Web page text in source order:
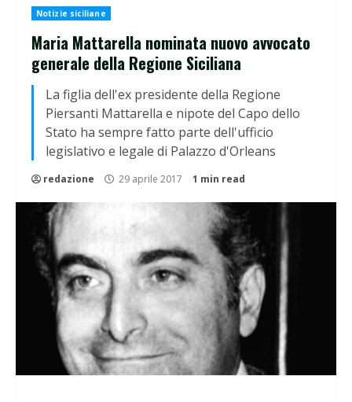
Notizie siciliane
Maria Mattarella nominata nuovo avvocato
generale della Regione Siciliana
La figlia dell'ex presidente della Regione
Piersanti Mattarella e nipote del Capo dello
Stato ha sempre fatto parte dell'ufficio
legislativo e legale di Palazzo d'Orleans
redazione 29 aprile 2017 1 min read